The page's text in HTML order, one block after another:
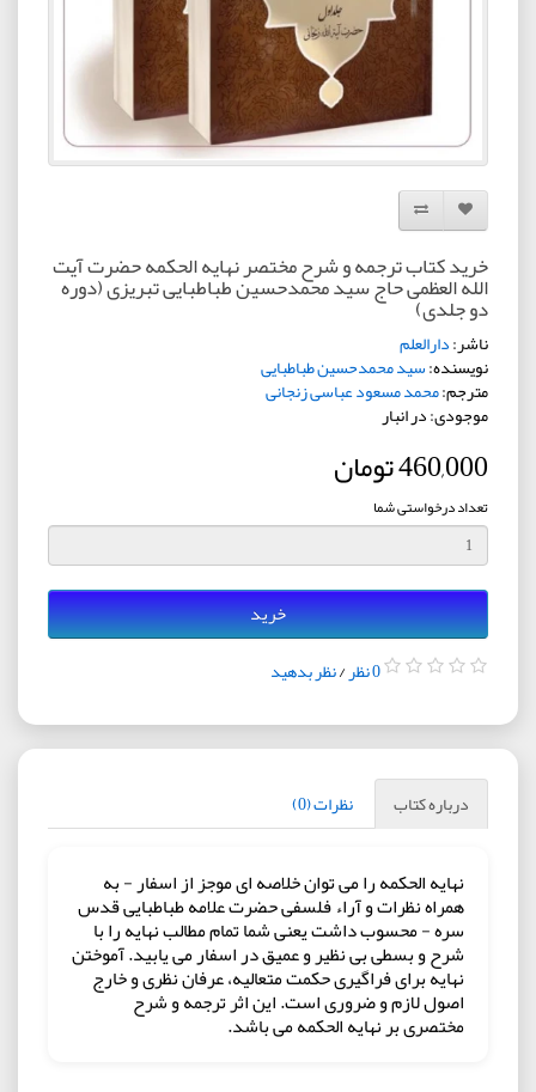
افزودن به لیست دلخواه
مقایسه این محصول
خرید کتاب ترجمه و شرح مختصر نهایه الحکمه حضرت آیت
الله العظمی حاج سید محمدحسین طباطبایی تبریزی (دوره
دو جلدی)
ناشر:دارالعلم
نویسنده:سید محمدحسین طباطبایی
مترجم:محمد مسعود عباسی زنجانی
موجودی: در انبار
460,000 تومان
تعداد درخواستی شما
خرید
0 نظر /نظر بدهید
درباره کتاب نظرات (0)
نهایه الحکمه را می توان خلاصه ای موجز از اسفار - به
همراه نظرات و آراء فلسفی حضرت علامه طباطبایی قدس
سره - محسوب داشت یعنی شما تمام مطالب نهایه را با
شرح و بسطی بی نظیر و عمیق در اسفار می یابید. آموختن
نهایه برای فراگیری حکمت متعالیه، عرفان نظری و خارج
اصول لازم و ضروری است. این اثر ترجمه و شرح
مختصری بر نهایه الحکمه می باشد.